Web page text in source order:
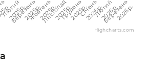
Лютий
2025p.
Березень
2025p.
Жовтень
2025p.
Листопад
2025p.
Грудень
2025p.Січень
2026p.Лютий
2026p.
Березень
2026p.
Highcharts.com